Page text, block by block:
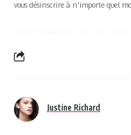
vous désinscrire à n'importe quel
Justine Richard